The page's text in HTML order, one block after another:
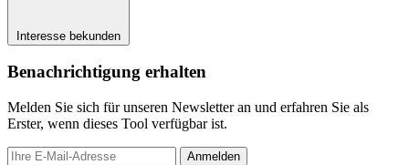
Interesse bekunden
Benachrichtigung erhalten
Melden Sie sich für unseren Newsletter an und erfahren Sie als
Erster, wenn dieses Tool verfügbar ist.
Anmelden